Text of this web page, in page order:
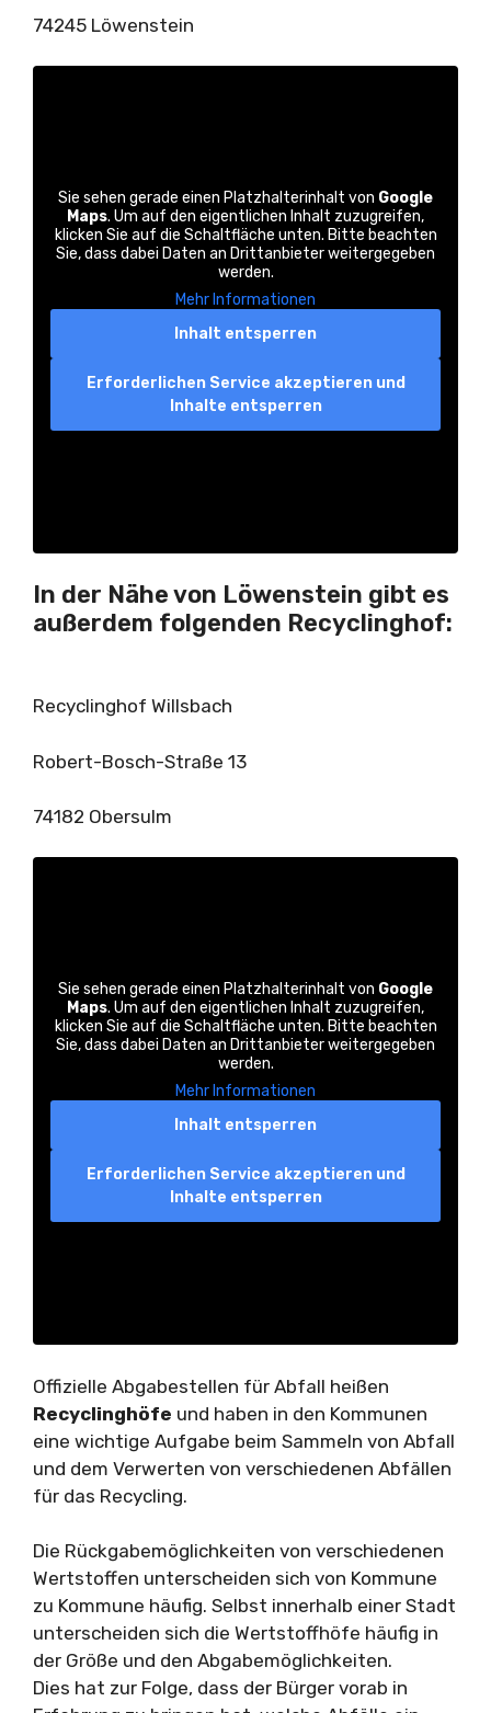
74245 Löwenstein
Sie sehen gerade einen Platzhalterinhalt von Google
Maps. Um auf den eigentlichen Inhalt zuzugreifen,
klicken Sie auf die Schaltfläche unten. Bitte beachten
Sie, dass dabei Daten an Drittanbieter weitergegeben
werden.
Mehr Informationen
Inhalt entsperren
Erforderlichen Service akzeptieren und
Inhalte entsperren
In der Nähe von Löwenstein gibt es
außerdem folgenden Recyclinghof:
Recyclinghof Willsbach
Robert-Bosch-Straße 13
74182 Obersulm
Sie sehen gerade einen Platzhalterinhalt von Google
Maps. Um auf den eigentlichen Inhalt zuzugreifen,
klicken Sie auf die Schaltfläche unten. Bitte beachten
Sie, dass dabei Daten an Drittanbieter weitergegeben
werden.
Mehr Informationen
Inhalt entsperren
Erforderlichen Service akzeptieren und
Inhalte entsperren
Offizielle Abgabestellen für Abfall heißen
Recyclinghöfe und haben in den Kommunen
eine wichtige Aufgabe beim Sammeln von Abfall
und dem Verwerten von verschiedenen Abfällen
für das Recycling.
Die Rückgabemöglichkeiten von verschiedenen
Wertstoffen unterscheiden sich von Kommune
zu Kommune häufig. Selbst innerhalb einer Stadt
unterscheiden sich die Wertstoffhöfe häufig in
der Größe und den Abgabemöglichkeiten.
Dies hat zur Folge, dass der Bürger vorab in